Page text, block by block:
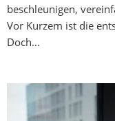
beschleunigen,
Vor Kurzem ist die
Doch…